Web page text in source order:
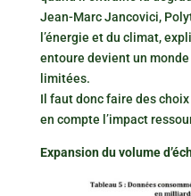
Jean-Marc Jancovici,
l’énergie et du climat,
entoure devient un
limitées.
Il faut donc faire des
en compte l’impact
Expansion du volume